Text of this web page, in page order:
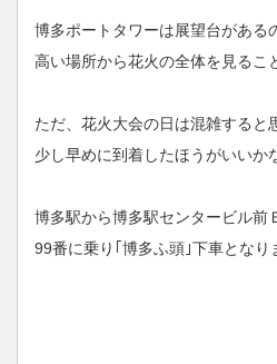
博多ポートタワーは展望台がある
高い場所から花火の全体を見るこ
ただ、花火大会の日は混雑すると
少し早めに到着したほうがいいか
博多駅から博多駅センタービル前
99番に乗り｢博多ふ頭｣下車となり